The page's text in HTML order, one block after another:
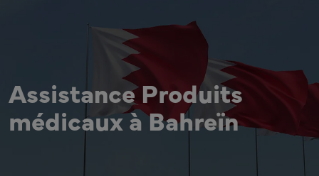
Assistance Produits
médicaux à Bahreïn